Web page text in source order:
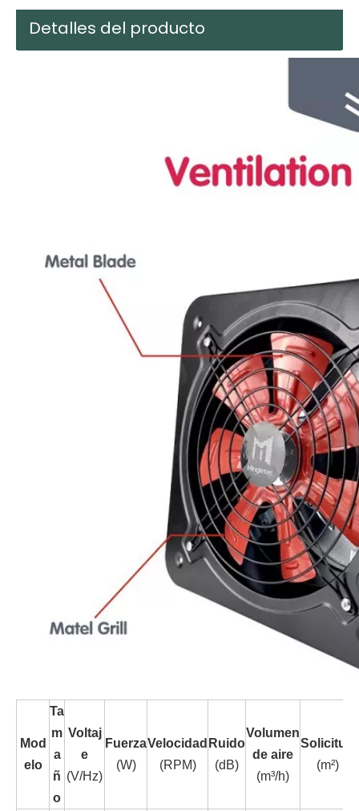
Detalles del producto
Mod
elo
Ta
m
a
ñ
o
Voltaj
e
(V/Hz)
Fuerza
(W)
Velocidad
(RPM)
Ruido
(dB)
Volumen
de aire
(m³/h)
Solicitud
(m²)